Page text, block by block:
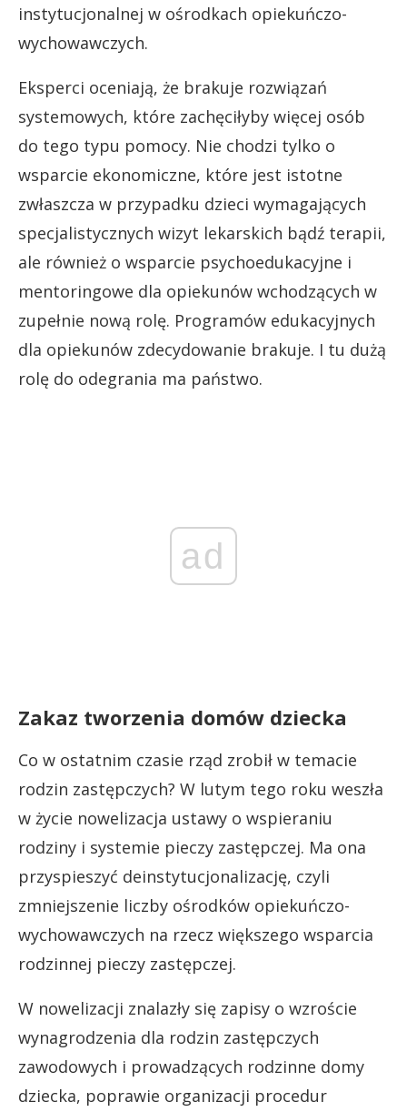
instytucjonalnej w ośrodkach opiekuńczo-
wychowawczych.
Eksperci oceniają, że brakuje rozwiązań
systemowych, które zachęciłyby więcej osób
do tego typu pomocy. Nie chodzi tylko o
wsparcie ekonomiczne, które jest istotne
zwłaszcza w przypadku dzieci wymagających
specjalistycznych wizyt lekarskich bądź terapii,
ale również o wsparcie psychoedukacyjne i
mentoringowe dla opiekunów wchodzących w
zupełnie nową rolę. Programów edukacyjnych
dla opiekunów zdecydowanie brakuje. I tu dużą
rolę do odegrania ma państwo.
ad
Zakaz tworzenia domów dziecka
Co w ostatnim czasie rząd zrobił w temacie
rodzin zastępczych? W lutym tego roku weszła
w życie nowelizacja ustawy o wspieraniu
rodziny i systemie pieczy zastępczej. Ma ona
przyspieszyć deinstytucjonalizację, czyli
zmniejszenie liczby ośrodków opiekuńczo-
wychowawczych na rzecz większego wsparcia
rodzinnej pieczy zastępczej.
W nowelizacji znalazły się zapisy o wzroście
wynagrodzenia dla rodzin zastępczych
zawodowych i prowadzących rodzinne domy
dziecka, poprawie organizacji procedur